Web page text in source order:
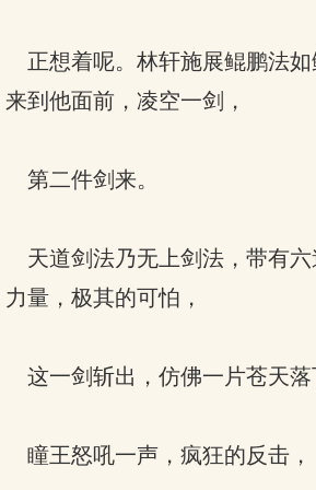
正想着呢。林轩施展鲲鹏法如
来到他面前，凌空一剑，
第二件剑来。
天道剑法乃无上剑法，带有六
力量，极其的可怕，
这一剑斩出，仿佛一片苍天落
瞳王怒吼一声，疯狂的反击，